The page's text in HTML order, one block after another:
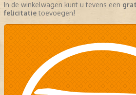
In de winkelwagen kunt u tevens een
felicitatietoevoegen!